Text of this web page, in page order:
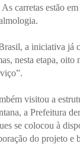
carretas estão
a iniciativa já
nesta etapa, oito
visitou a
a Prefeitura
se colocou à
do projeto e